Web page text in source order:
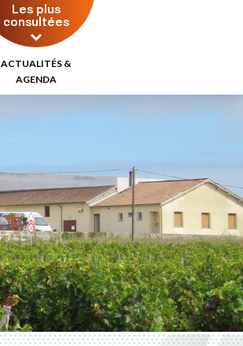
Les plus
consultées
ACTUALITÉS &
AGENDA